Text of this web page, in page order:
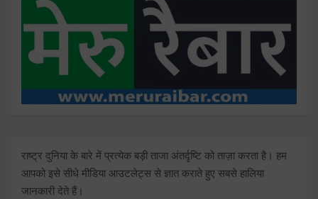
राष्ट्र दुनिया के बारे में प्रत्येक बड़ी ताजा अंतर्दृष्टि को ताज़ा करता है। हम
आपको इसे सीधे मीडिया आउटलेट्स से ज्ञात कराते हुए सबसे हालिया
जानकारी देते हैं।